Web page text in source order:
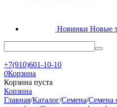
Новинки Новые
+7(910)601-10-10
0Корзина
Корзина пуста
Корзина
Главная/Каталог/Семена/Семена